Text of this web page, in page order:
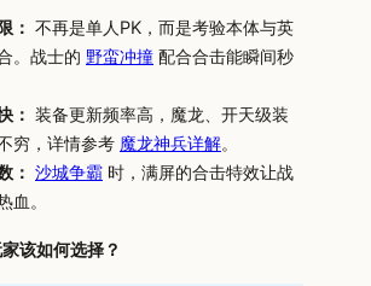
： 不再是单人PK，而是考验本体与英
。战士的 野蛮冲撞 配合合击能瞬间秒
： 装备更新频率高，魔龙、开天级装
穷，详情参考 魔龙神兵详解。
： 沙城争霸 时，满屏的合击特效让战
血。
该如何选择？